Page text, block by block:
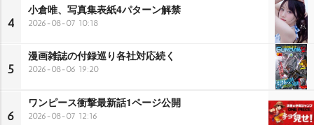
4
小倉唯、写真集表紙4パターン解禁
2026-08-07 10:18
5
漫画雑誌の付録巡り各社対応続く
2026-08-06 19:20
6
ワンピース衝撃最新話1ページ公開
2026-08-07 12:16